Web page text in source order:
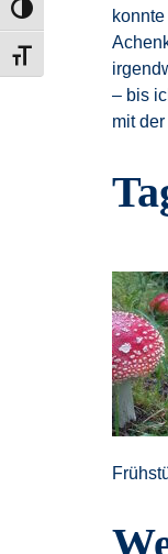
Umschalten auf
Schrift vergrößern
– bis
mit